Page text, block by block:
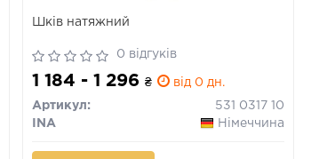
Шків натяжний
0 відгуків
1 184 - 1 296₴ від 0 дн.
Артикул:
531 0317 10
INA
Німеччина